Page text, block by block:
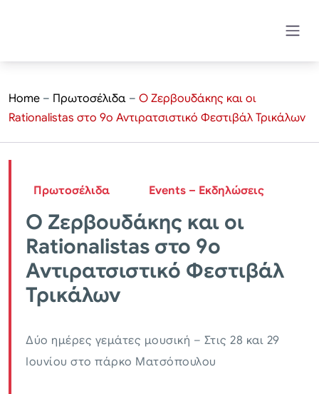
Home – Πρωτοσέλιδα – Ο Ζερβουδάκης και οι
Rationalistas στο 9ο Αντιρατσιστικό Φεστιβάλ Τρικάλων
Πρωτοσέλιδα Events – Εκδηλώσεις
Ο Ζερβουδάκης και οι
Rationalistas στο 9ο
Αντιρατσιστικό Φεστιβάλ
Τρικάλων
Δύο ημέρες γεμάτες μουσική – Στις 28 και 29
Ιουνίου στο πάρκο Ματσόπουλου